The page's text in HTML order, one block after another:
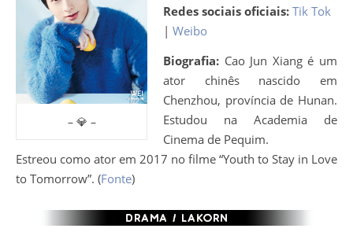
– 💎 –
Redes sociais oficiais: Tik Tok
| Weibo
Biografia: Cao Jun Xiang é um
ator chinês nascido em
Chenzhou, província de Hunan.
Estudou na Academia de
Cinema de Pequim.
Estreou como ator em 2017 no filme “Youth to Stay in Love
to Tomorrow”. (Fonte)